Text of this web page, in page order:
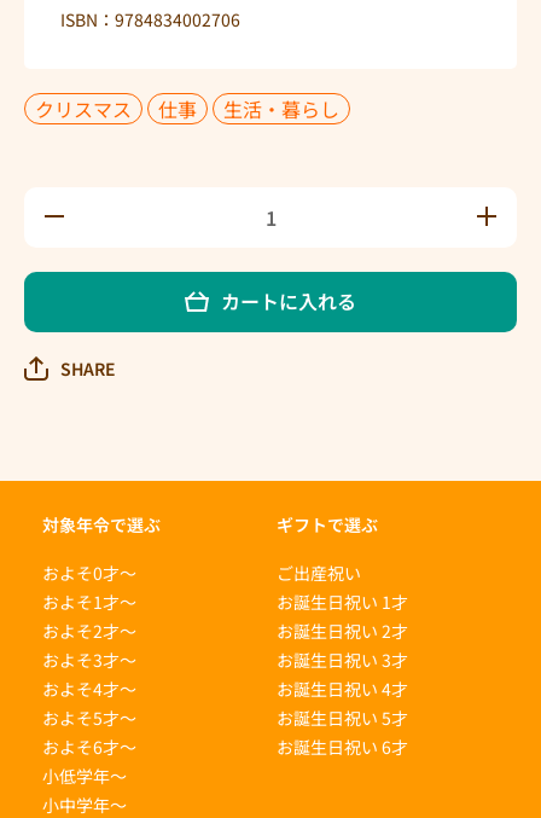
ISBN：9784834002706
クリスマス 仕事 生活・暮らし
ゆう
減ら
ゆう
くま
カートに入れる
SHARE
対象年令で選ぶ
およそ0才〜
およそ1才〜
およそ2才〜
およそ3才〜
およそ4才〜
およそ5才〜
およそ6才〜
小低学年〜
小中学年〜
ギフトで選ぶ
ご出産祝い
お誕生日祝い 1才
お誕生日祝い 2才
お誕生日祝い 3才
お誕生日祝い 4才
お誕生日祝い 5才
お誕生日祝い 6才